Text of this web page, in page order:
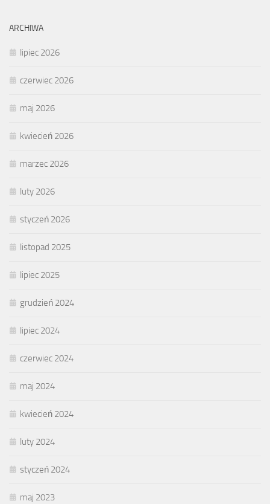
ARCHIWA
lipiec 2026
czerwiec 2026
maj 2026
kwiecień 2026
marzec 2026
luty 2026
styczeń 2026
listopad 2025
lipiec 2025
grudzień 2024
lipiec 2024
czerwiec 2024
maj 2024
kwiecień 2024
luty 2024
styczeń 2024
maj 2023